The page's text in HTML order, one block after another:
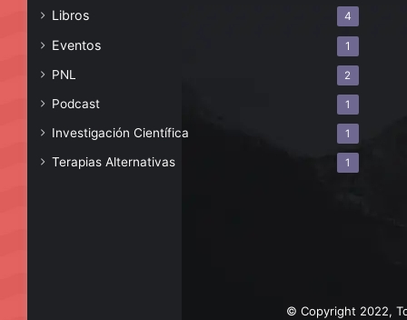
Libros 4
Eventos 1
PNL 2
Podcast 1
Investigación Científica 1
Terapias Alternativas 1
© Copyright 2022,